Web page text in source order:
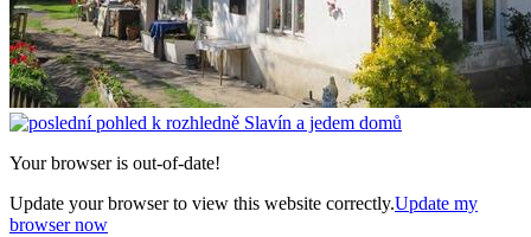
Your browser is out-of-date!
Update your browser to view this website correctly.Update my
browser now